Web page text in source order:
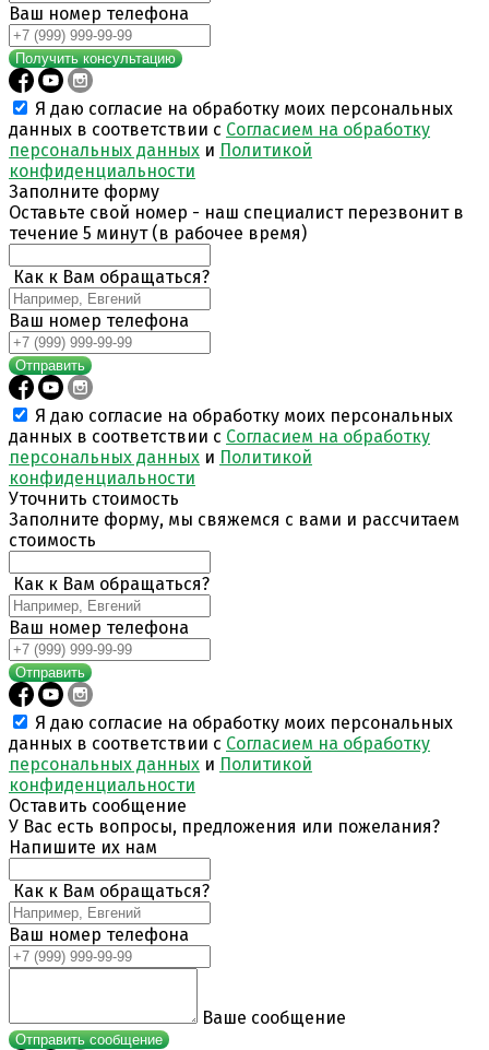
Ваш номер телефона
Получить консультацию
Я даю согласие на обработку моих персональных
данных в соответствии с Согласием на обработку
персональных данных и Политикой
конфиденциальности
Заполните форму
Оставьте свой номер - наш специалист перезвонит в
течение 5 минут (в рабочее время)
Как к Вам обращаться?
Ваш номер телефона
Отправить
Я даю согласие на обработку моих персональных
данных в соответствии с Согласием на обработку
персональных данных и Политикой
конфиденциальности
Уточнить стоимость
Заполните форму, мы свяжемся с вами и рассчитаем
стоимость
Как к Вам обращаться?
Ваш номер телефона
Отправить
Я даю согласие на обработку моих персональных
данных в соответствии с Согласием на обработку
персональных данных и Политикой
конфиденциальности
Оставить сообщение
У Вас есть вопросы, предложения или пожелания?
Напишите их нам
Как к Вам обращаться?
Ваш номер телефона
Ваше сообщение
Отправить сообщение